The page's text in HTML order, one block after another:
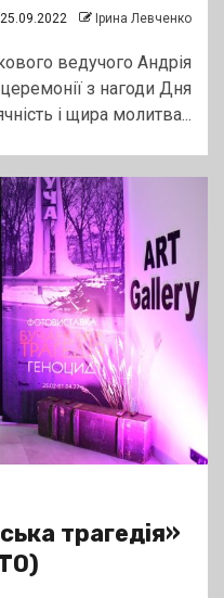
25.09.2022 Ірина Левченко
ведучого Андрія
з нагоди Дня
і щира молитва...
трагедія»